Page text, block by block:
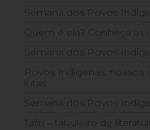
Semana dos Povos
Quem é ela? Conheça as
Semana dos Povos
Povos Indígenas: nossos
lutas
Semana dos Povos
Talin – tabuleiro de